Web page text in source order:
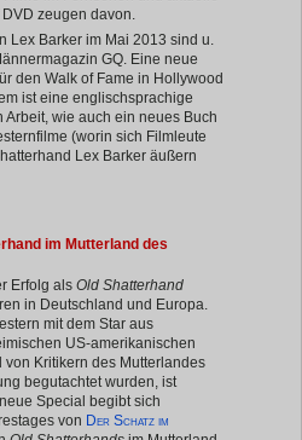
zeugen davon.
Lex Barker im Mai 2013 sind u.
GQ. Eine neue
den Walk of Fame in Hollywood
ist eine englischsprachige
Arbeit, wie auch ein neues Buch
(worin sich Filmleute
Lex Barker äußern
im Mutterland des
Erfolg als Old Shatterhand
in Deutschland und Europa.
mit dem Star aus
US-amerikanischen
von Kritikern des Mutterlandes
begutachtet wurden, ist
Special begibt sich
von Der Schatz im